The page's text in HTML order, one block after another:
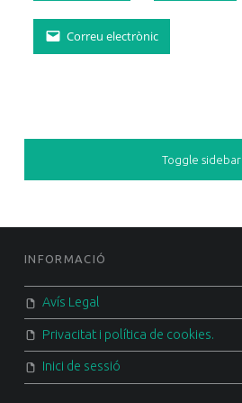
Correu electrònic
SIDEBAR
Toggle sidebar
FOOTER SIDEBAR
INFORMACIÓ
Avís Legal
Privacitat i política de cookies.
Inici de sessió